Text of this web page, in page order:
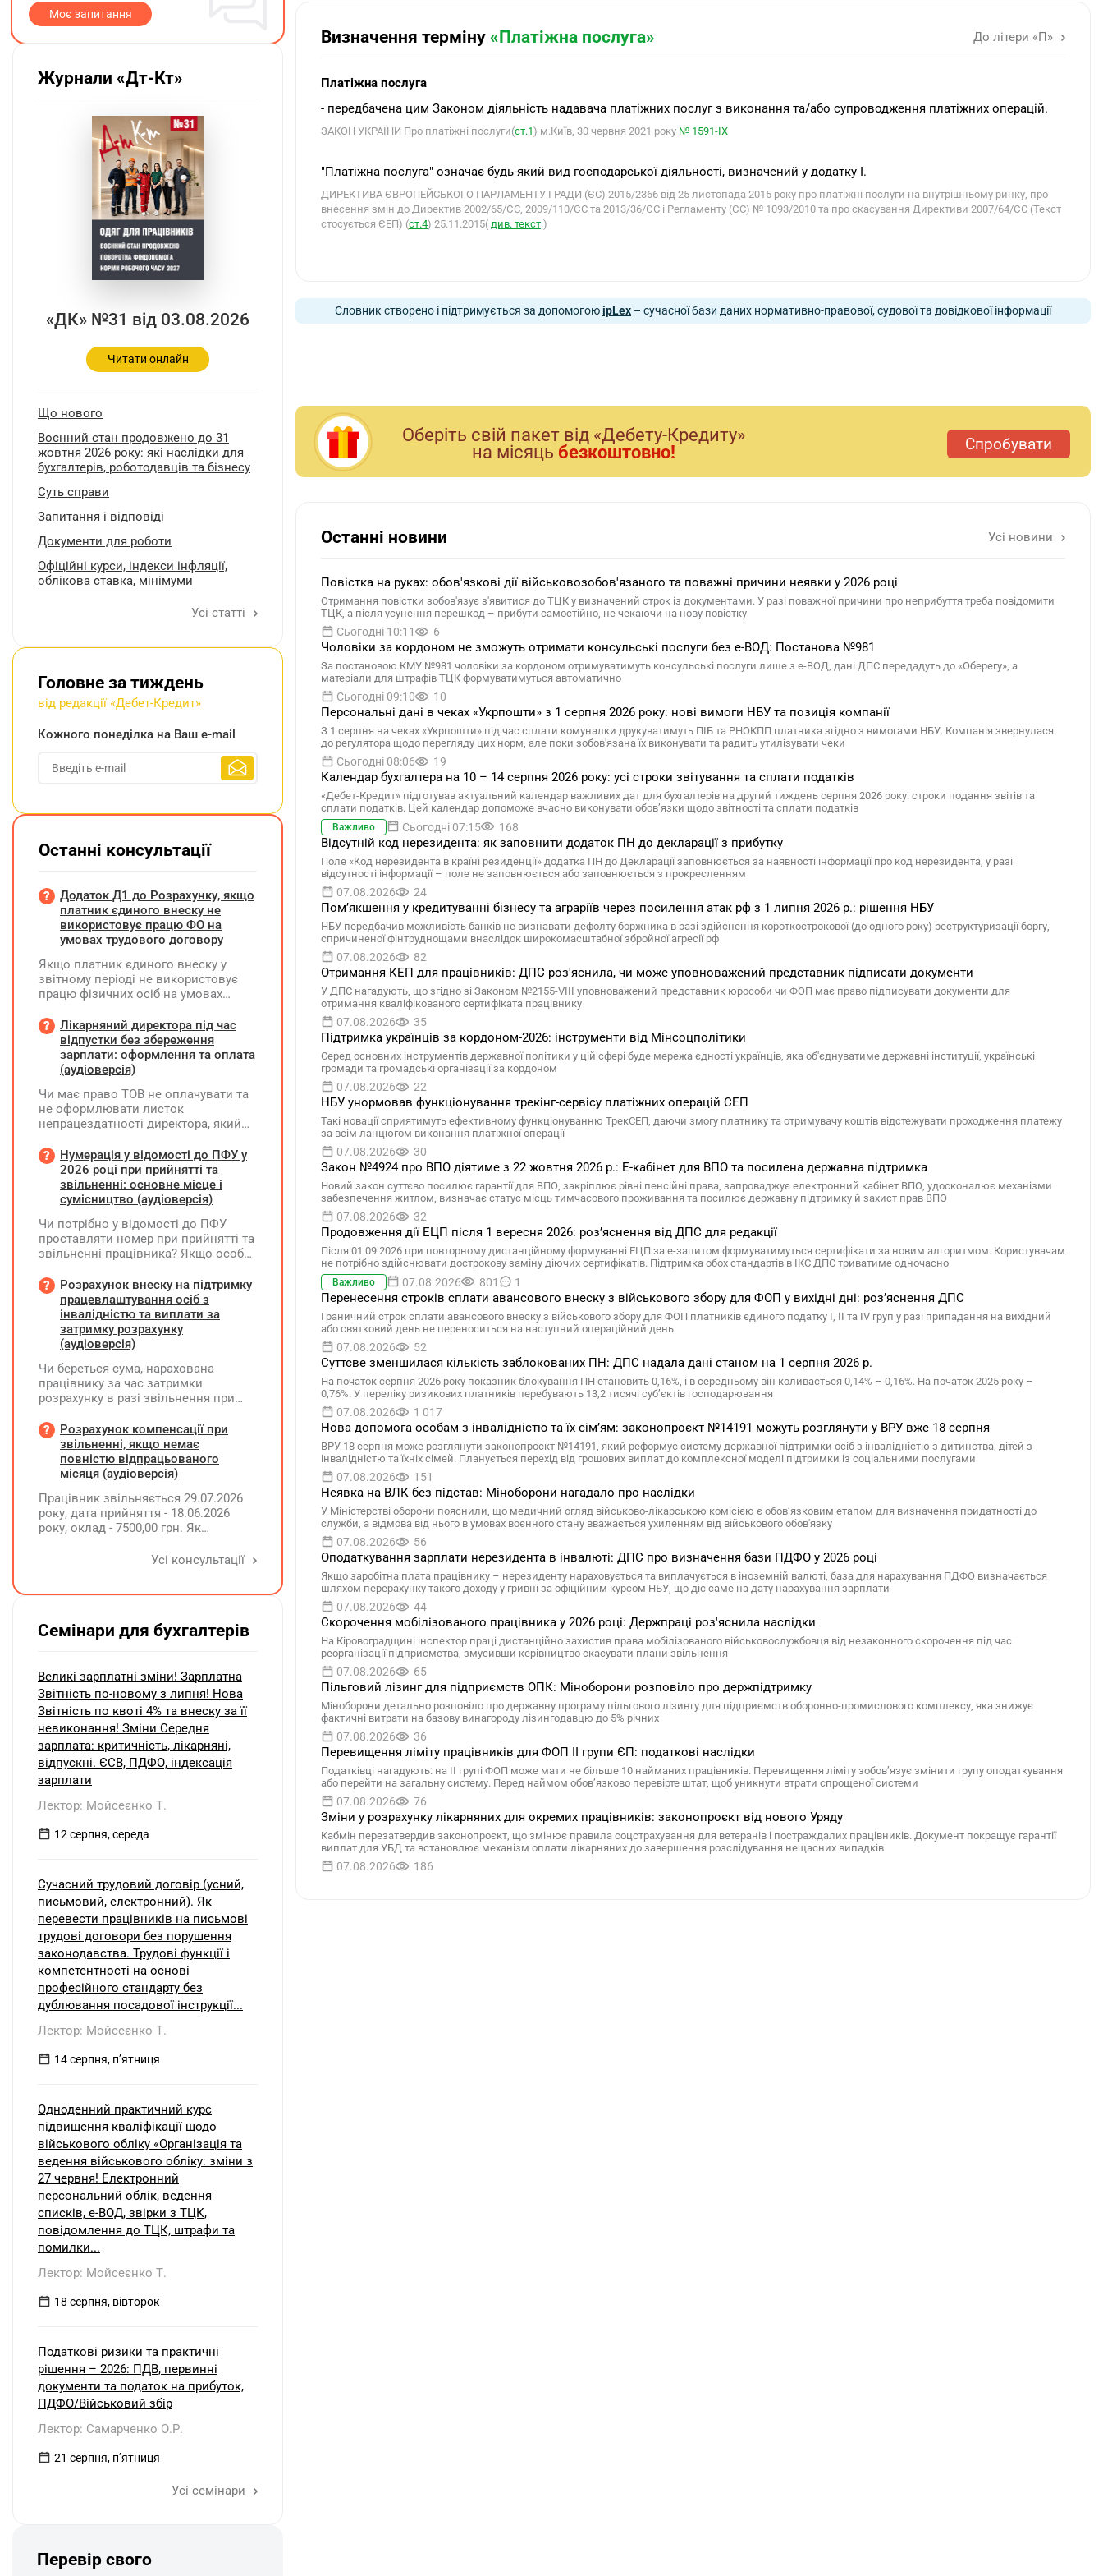
Визначення терміну «Платіжна послуга» До літери «П»
Платіжна послуга
- передбачена цим Законом діяльність надавача платіжних послуг з виконання та/або супроводження платіжних операцій.
ЗАКОН УКРАЇНИ Про платіжні послуги(ст.1) м.Київ, 30 червня 2021 року № 1591-IX
"Платіжна послуга" означає будь-який вид господарської діяльності, визначений у додатку I.
ДИРЕКТИВА ЄВРОПЕЙСЬКОГО ПАРЛАМЕНТУ І РАДИ (ЄС) 2015/2366 від 25 листопада 2015 року про платіжні послуги на внутрішньому ринку, про
внесення змін до Директив 2002/65/ЄС, 2009/110/ЄС та 2013/36/ЄС і Регламенту (ЄС) № 1093/2010 та про скасування Директиви 2007/64/ЄС (Текст
стосується ЄЕП) (ст.4) 25.11.2015( див. текст )
Словник створено і підтримується за допомогоюipLex – сучасної бази даних нормативно-правової, судової та довідкової інформації
Оберiть свiй пакет вiд «Дебету-Кредиту»
на мiсяць безкоштовно! Спробувати
Останні новини Усі новини
Повістка на руках: обов'язкові дії військовозобов'язаного та поважні причини неявки у 2026 році
Отримання повістки зобов'язує з'явитися до ТЦК у визначений строк із документами. У разі поважної причини про неприбуття треба повідомити
ТЦК, а після усунення перешкод – прибути самостійно, не чекаючи на нову повістку
Сьогодні 10:11 6
Чоловіки за кордоном не зможуть отримати консульські послуги без е-ВОД: Постанова №981
За постановою КМУ №981 чоловіки за кордоном отримуватимуть консульські послуги лише з е-ВОД, дані ДПС передадуть до «Оберегу», а
матеріали для штрафів ТЦК формуватимуться автоматично
Сьогодні 09:10 10
Персональні дані в чеках «Укрпошти» з 1 серпня 2026 року: нові вимоги НБУ та позиція компанії
З 1 серпня на чеках «Укрпошти» під час сплати комуналки друкуватимуть ПІБ та РНОКПП платника згідно з вимогами НБУ. Компанія звернулася
до регулятора щодо перегляду цих норм, але поки зобов'язана їх виконувати та радить утилізувати чеки
Сьогодні 08:06 19
Календар бухгалтера на 10 – 14 серпня 2026 року: усі строки звітування та сплати податків
«Дебет-Кредит» підготував актуальний календар важливих дат для бухгалтерів на другий тиждень серпня 2026 року: строки подання звітів та
сплати податків. Цей календар допоможе вчасно виконувати обов’язки щодо звітності та сплати податків
Важливо Сьогодні 07:15 168
Відсутній код нерезидента: як заповнити додаток ПН до декларації з прибутку
Поле «Код нерезидента в країні резиденції» додатка ПН до Декларації заповнюється за наявності інформації про код нерезидента, у разі
відсутності інформації – поле не заповнюється або заповнюється з прокресленням
07.08.2026 24
Помʼякшення у кредитуванні бізнесу та аграріїв через посилення атак рф з 1 липня 2026 р.: рішення НБУ
НБУ передбачив можливість банків не визнавати дефолту боржника в разі здійснення короткострокової (до одного року) реструктуризації боргу,
спричиненої фінтруднощами внаслідок широкомасштабної збройної агресії рф
07.08.2026 82
Отримання КЕП для працівників: ДПС роз'яснила, чи може уповноважений представник підписати документи
У ДПС нагадують, що згідно зі Законом №2155-VIII уповноважений представник юрособи чи ФОП має право підписувати документи для
отримання кваліфікованого сертифіката працівнику
07.08.2026 35
Підтримка українців за кордоном-2026: інструменти від Мінсоцполітики
Серед основних інструментів державної політики у цій сфері буде мережа єдності українців, яка об'єднуватиме державні інституції, українські
громади та громадські організації за кордоном
07.08.2026 22
НБУ унормовав функціонування трекінг-сервісу платіжних операцій СЕП
Такі новації сприятимуть ефективному функціонуванню ТрекСЕП, даючи змогу платнику та отримувачу коштів відстежувати проходження платежу
за всім ланцюгом виконання платіжної операції
07.08.2026 30
Закон №4924 про ВПО діятиме з 22 жовтня 2026 р.: Е-кабінет для ВПО та посилена державна підтримка
Новий закон суттєво посилює гарантії для ВПО, закріплює рівні пенсійні права, запроваджує електронний кабінет ВПО, удосконалює механізми
забезпечення житлом, визначає статус місць тимчасового проживання та посилює державну підтримку й захист прав ВПО
07.08.2026 32
Продовження дії ЕЦП після 1 вересня 2026: розʼяснення від ДПС для редакції
Після 01.09.2026 при повторному дистанційному формуванні ЕЦП за е-запитом формуватимуться сертифікати за новим алгоритмом. Користувачам
не потрібно здійснювати дострокову заміну діючих сертифікатів. Підтримка обох стандартів в ІКС ДПС триватиме одночасно
Важливо 07.08.2026 801 1
Перенесення строків сплати авансового внеску з військового збору для ФОП у вихідні дні: роз’яснення ДПС
Граничний строк сплати авансового внеску з військового збору для ФОП платників єдиного податку І, ІІ та ІV груп у разі припадання на вихідний
або святковий день не переноситься на наступний операційний день
07.08.2026 52
Суттєве зменшилася кількість заблокованих ПН: ДПС надала дані станом на 1 серпня 2026 р.
На початок серпня 2026 року показник блокування ПН становить 0,16%, і в середньому він коливається 0,14% – 0,16%. На початок 2025 року –
0,76%. У переліку ризикових платників перебувають 13,2 тисячі суб’єктів господарювання
07.08.2026 1 017
Нова допомога особам з інвалідністю та їх сімʼям: законопроєкт №14191 можуть розглянути у ВРУ вже 18 серпня
ВРУ 18 серпня може розглянути законопроєкт №14191, який реформує систему державної підтримки осіб з інвалідністю з дитинства, дітей з
інвалідністю та їхніх сімей. Планується перехід від грошових виплат до комплексної моделі підтримки із соціальними послугами
07.08.2026 151
Неявка на ВЛК без підстав: Міноборони нагадало про наслідки
У Міністерстві оборони пояснили, що медичний огляд військово-лікарською комісією є обов’язковим етапом для визначення придатності до
служби, а відмова від нього в умовах воєнного стану вважається ухиленням від військового обов'язку
07.08.2026 56
Оподаткування зарплати нерезидента в інвалюті: ДПС про визначення бази ПДФО у 2026 році
Якщо заробітна плата працівнику – нерезиденту нараховується та виплачується в іноземній валюті, база для нарахування ПДФО визначається
шляхом перерахунку такого доходу у гривні за офіційним курсом НБУ, що діє саме на дату нарахування зарплати
07.08.2026 44
Скорочення мобілізованого працівника у 2026 році: Держпраці роз'яснила наслідки
На Кіровоградщині інспектор праці дистанційно захистив права мобілізованого військовослужбовця від незаконного скорочення під час
реорганізації підприємства, змусивши керівництво скасувати плани звільнення
07.08.2026 65
Пільговий лізинг для підприємств ОПК: Міноборони розповіло про держпідтримку
Міноборони детально розповіло про державну програму пільгового лізингу для підприємств оборонно-промислового комплексу, яка знижує
фактичні витрати на базову винагороду лізингодавцю до 5% річних
07.08.2026 36
Перевищення ліміту працівників для ФОП II групи ЄП: податкові наслідки
Податківці нагадують: на II групі ФОП може мати не більше 10 найманих працівників. Перевищення ліміту зобов’язує змінити групу оподаткування
або перейти на загальну систему. Перед наймом обов’язково перевірте штат, щоб уникнути втрати спрощеної системи
07.08.2026 76
Зміни у розрахунку лікарняних для окремих працівників: законопроєкт від нового Уряду
Кабмін перезатвердив законопроєкт, що змінює правила соцстрахування для ветеранів і постраждалих працівників. Документ покращує гарантії
виплат для УБД та встановлює механізм оплати лікарняних до завершення розслідування нещасних випадків
07.08.2026 186
Моє запитання
Журнали «Дт-Кт»
«ДК» №31 від 03.08.2026
Читати онлайн
Що нового
Воєнний стан продовжено до 31
жовтня 2026 року: які наслідки для
бухгалтерів, роботодавців та бізнесу
Суть справи
Запитання і відповіді
Документи для роботи
Oфіційні курси, індекcи інфляції,
облікова ставка, мінімуми
Усі статті
Головне за тиждень
від редакції «Дебет-Кредит»
Кожного понеділка на Ваш e-mail
Останні консультації
Додаток Д1 до Розрахунку, якщо
платник єдиного внеску не
використовує працю ФО на
умовах трудового договору
Якщо платник єдиного внеску у
звітному періоді не використовує
працю фізичних осіб на умовах
на інших умовах, передбачених
законодавством, Додаток Д1/
Додаток ФІЗ-Д1 за відповідний
період не подається
Лікарняний директора під час
відпустки без збереження
зарплати: оформлення та оплата
(аудіоверсія)
Чи має право ТОВ не оплачувати та
не оформлювати листок
непрацездатності директора, який
збереження заробітної плати під час
призупинення діяльності
підприємства?
Нумерація у відомості до ПФУ у
2026 році при прийнятті та
звільненні: основне місце і
сумісництво (аудіоверсія)
Чи потрібно у відомості до ПФУ
проставляти номер при прийнятті та
звільненні працівника? Якщо особа
місцем роботи та за сумісництвом,
чи рахується це як два роботодавці?
Розрахунок внеску на підтримку
працевлаштування осіб з
інвалідністю та виплати за
затримку розрахунку
(аудіоверсія)
Чи береться сума, нарахована
працівнику за час затримки
розрахунку в разі звільнення при
заробітної плати (винагороди), для
розрахунку внеску на підтримку
працевлаштування осіб з
інвалідністю?
Розрахунок компенсації при
звільненні, якщо немає
повністю відпрацьованого
місяця (аудіоверсія)
Працівник звільняється 29.07.2026
року, дата прийняття - 18.06.2026
року, оклад - 7500,00 грн. Як
невикористаних днів відпустки при
Усі консультації
Семінари для бухгалтерів
Великі зарплатні зміни! Зарплатна
Звітність по-новому з липня! Нова
Звітність по квоті 4% та внеску за її
невиконання! Зміни Середня
зарплата: критичність, лікарняні,
відпускні. ЄСВ, ПДФО, індексація
зарплати
Лектор: Мойсеєнко Т.
12 серпня, середа
Сучасний трудовий договір (усний,
письмовий, електронний). Як
перевести працівників на письмові
трудові договори без порушення
законодавства. Трудові функції і
компетентності на основі
професійного стандарту без
дублювання посадової інструкції...
Лектор: Мойсеєнко Т.
14 серпня, пʼятниця
Одноденний практичний курс
підвищення кваліфікації щодо
військового обліку «Організація та
ведення військового обліку: зміни з
27 червня! Електронний
персональний облік, ведення
списків, е-ВОД, звірки з ТЦК,
повідомлення до ТЦК, штрафи та
помилки...
Лектор: Мойсеєнко Т.
18 серпня, вівторок
Податкові ризики та практичні
рішення – 2026: ПДВ, первинні
документи та податок на прибуток,
ПДФО/Військовий збір
Лектор: Самарченко О.Р.
21 серпня, пʼятниця
Усі семінари
Перевір свого